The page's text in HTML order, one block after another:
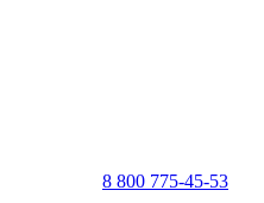
8 800 775-45-53